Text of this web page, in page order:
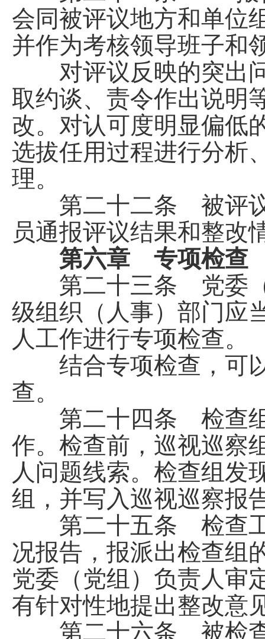
会同被评议地方和单位
并作为考核领导班子和
对评议反映的突出问
取约谈、责令作出说明
改。对认可度明显偏低
选拔任用过程进行分析
理。
第二十二条 被评议
员通报评议结果和整改
第六章 专项检查
第二十三条 党委（
级组织（人事）部门应
人工作进行专项检查。
结合专项检查，可以
查。
第二十四条 检查组
作。检查前，巡视巡察
人问题线索。检查组发
组，并写入巡视巡察报
第二十五条 检查工
况报告，报派出检查组
党委（党组）负责人审
有针对性地提出整改意
第二十六条 被检查